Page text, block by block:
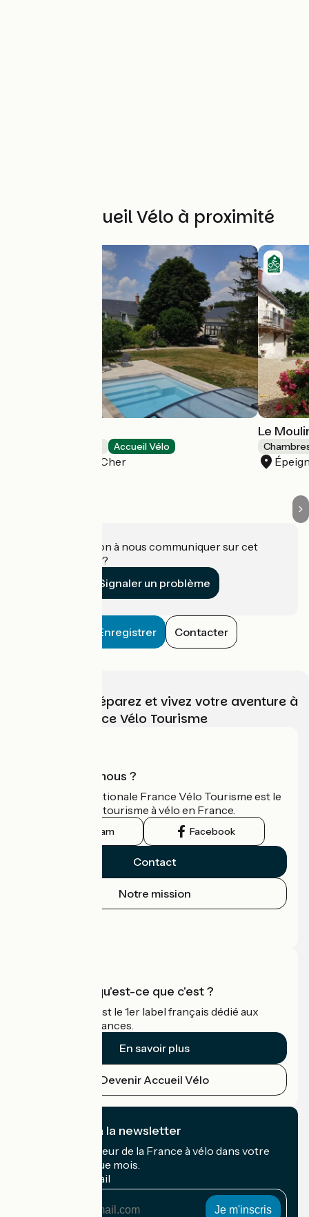
Autres Accueil Vélo à proximité
Accueil Vélo
Monthou-sur-Cher
Le
Une information à nous communiquer sur cet
établissement ?
Signaler un problème
Enregistrer Contacter
Choisissez, préparez et vivez votre aventure à
vélo avec France Vélo Tourisme
Qui sommes-nous ?
L'association nationale France Vélo Tourisme est le
guide officiel du tourisme à vélo en France.
Instagram Facebook
Contact
Notre mission
Accueil Vélo qu'est-ce que c'est ?
Accueil Vélo c'est le 1er label français dédié aux
cyclistes en vacances.
En savoir plus
Devenir Accueil Vélo
Je m'abonne à la newsletter
Recevez le meilleur de la France à vélo dans votre
boîte mail chaque mois.
Mon adresse mail